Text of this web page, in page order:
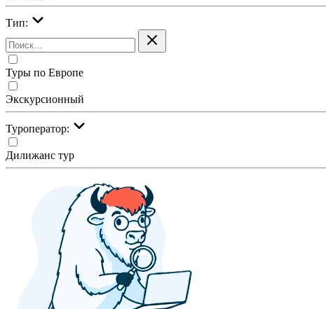
Тип:
Туры по Европе
Экскурсионный
Туроператор:
Дилижанс тур